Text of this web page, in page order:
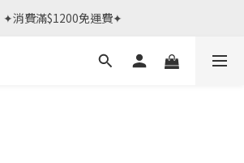
限定體驗課 >> 作伙來預約.ᐟ‪‪.ᐟ
✦消費滿$1200免運費✦
限定體驗課 >> 作伙來預約.ᐟ‪‪.ᐟ